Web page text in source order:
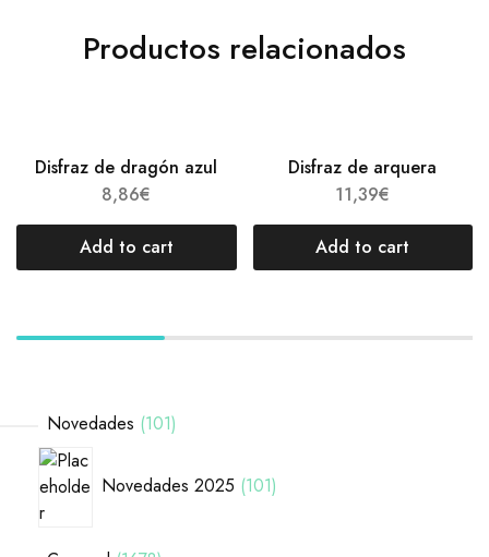
Productos relacionados
Disfraz de dragón azul
8,86€
Add to cart
Disfraz de arquera
11,39€
Add to cart
Novedades 101
Novedades 2025 101